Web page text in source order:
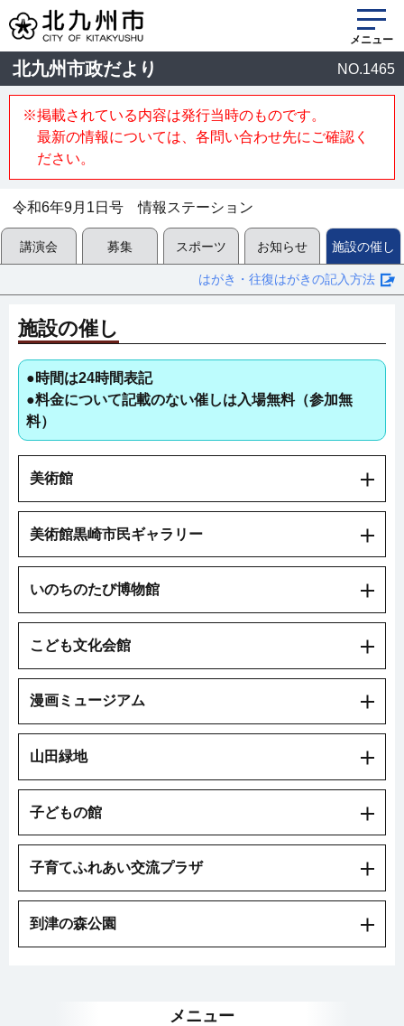
メニュー
北九州市政だより NO.1465
※掲載されている内容は発行当時のものです。
最新の情報については、各問い合わせ先にご確認く
ださい。
令和6年9月1日号 情報ステーション
講演会 募集 スポーツ お知らせ 施設の催し
はがき・往復はがきの記入方法
施設の催し
●時間は24時間表記
●料金について記載のない催しは入場無料（参加無
料）
美術館
美術館黒崎市民ギャラリー
いのちのたび博物館
こども文化会館
漫画ミュージアム
山田緑地
子どもの館
子育てふれあい交流プラザ
到津の森公園
メニュー